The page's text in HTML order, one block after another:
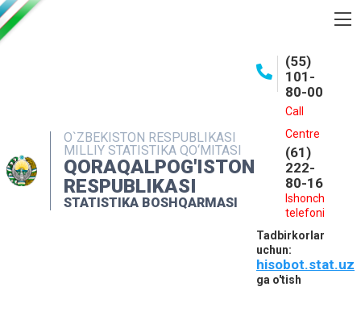
O`ZBEKISTON RESPUBLIKASI
MILLIY STATISTIKA QO‘MITASI
QORAQALPOG'ISTON
RESPUBLIKASI
STATISTIKA BOSHQARMASI
(55)
101-
80-00
Call
Centre
(61)
222-
80-16
Ishonch
telefoni
Tadbirkorlar
uchun:
hisobot.stat.uz
ga o'tish
INTERAKTIV XIZMATLAR
MATBUOT XIZMATI
MUROJAATLAR